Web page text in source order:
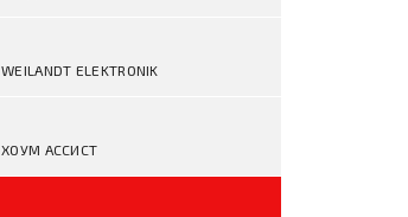
WEILANDT ELEKTRONIK
ХОУМ АССИСТ